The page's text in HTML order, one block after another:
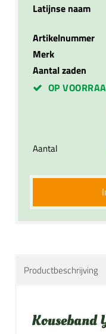
Latijnse naam
Artikelnummer
Merk
Aantal zaden
OP
Aantal
Productbeschrijving
Kouseband